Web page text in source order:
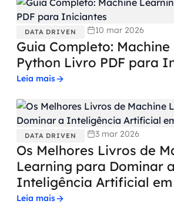
DATA DRIVEN 10 mar 2026
Guia Completo:
Python Livro PDF para
Leia mais
DATA DRIVEN 3 mar 2026
Os Melhores Livros de
Learning para Dominar a
Inteligência Artificial em
Leia mais